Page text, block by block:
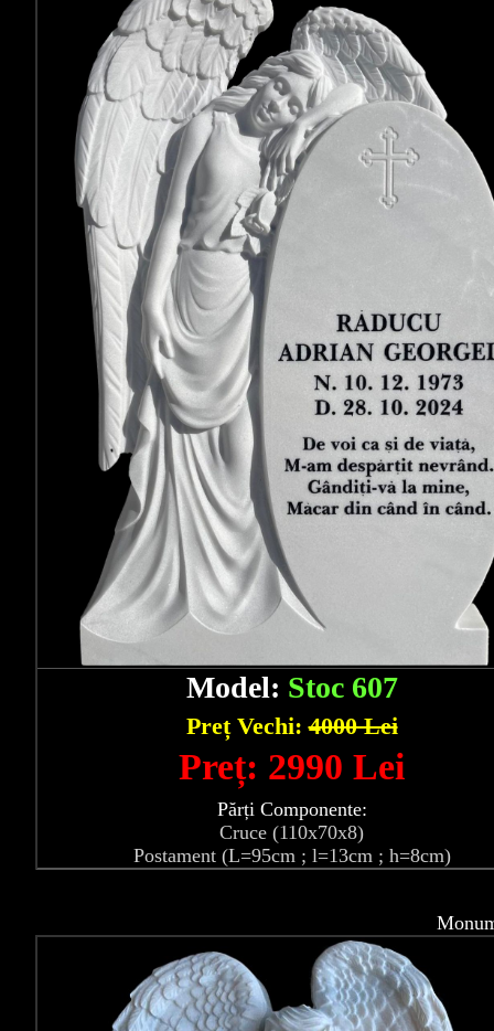
Model: Stoc 607
Preț Vechi:4000 Lei
Preț: 2990 Lei
Părți Componente:
Cruce (110x70x8)
Postament (L=95cm ; l=13cm ; h=8cm)